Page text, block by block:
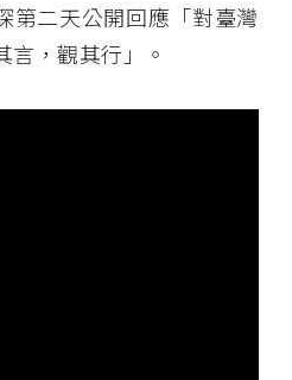
第二天公開回應「對臺灣
言，觀其行」。